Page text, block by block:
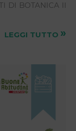
DI BOTANICA Il
LEGGI TUTTO »